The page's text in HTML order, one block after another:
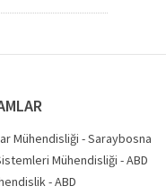
Mühendisliği - Saraybosna
Mühendisliği - ABD
- ABD